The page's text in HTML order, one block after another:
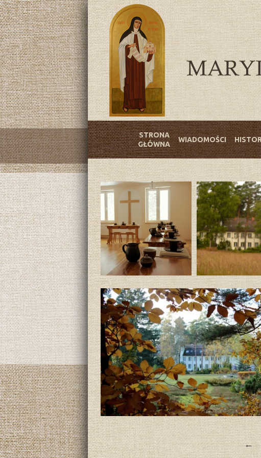
STRONA
GŁÓWNA
WIADOMOŚCI
14 Klasztor 15
17 Klasztor
←